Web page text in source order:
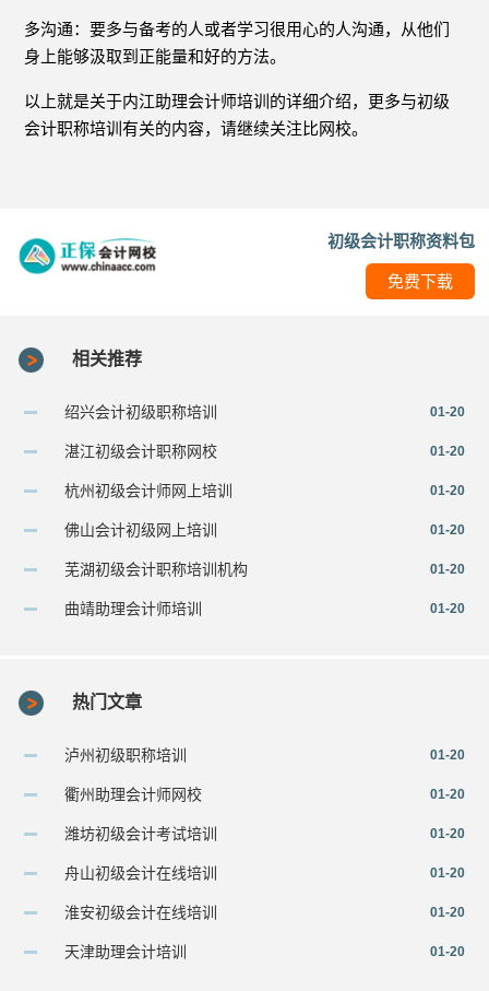
多沟通：要多与备考的人或者学习很用心的人沟通，从他们
身上能够汲取到正能量和好的方法。
以上就是关于内江助理会计师培训的详细介绍，更多与初级
会计职称培训有关的内容，请继续关注比网校。
初级会计职称资料包
免费下载
相关推荐
绍兴会计初级职称培训 01-20
湛江初级会计职称网校 01-20
杭州初级会计师网上培训 01-20
佛山会计初级网上培训 01-20
芜湖初级会计职称培训机构 01-20
曲靖助理会计师培训 01-20
热门文章
泸州初级职称培训 01-20
衢州助理会计师网校 01-20
潍坊初级会计考试培训 01-20
舟山初级会计在线培训 01-20
淮安初级会计在线培训 01-20
天津助理会计培训 01-20